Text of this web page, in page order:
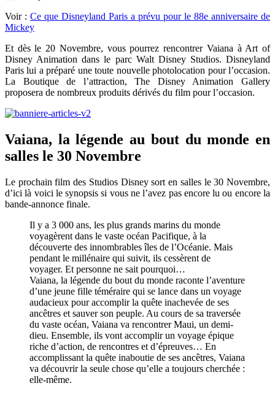
Voir : Ce que Disneyland Paris a prévu pour le 88e anniversaire de
Mickey
Et dès le 20 Novembre, vous pourrez rencontrer Vaiana à Art of
Disney Animation dans le parc Walt Disney Studios. Disneyland
Paris lui a préparé une toute nouvelle photolocation pour l’occasion.
La Boutique de l’attraction, The Disney Animation Gallery
proposera de nombreux produits dérivés du film pour l’occasion.
Vaiana, la légende au bout du monde en
salles le 30 Novembre
Le prochain film des Studios Disney sort en salles le 30 Novembre,
d’ici là voici le synopsis si vous ne l’avez pas encore lu ou encore la
bande-annonce finale.
Il y a 3 000 ans, les plus grands marins du monde
voyagèrent dans le vaste océan Pacifique, à la
découverte des innombrables îles de l’Océanie. Mais
pendant le millénaire qui suivit, ils cessèrent de
voyager. Et personne ne sait pourquoi…
Vaiana, la légende du bout du monde raconte l’aventure
d’une jeune fille téméraire qui se lance dans un voyage
audacieux pour accomplir la quête inachevée de ses
ancêtres et sauver son peuple. Au cours de sa traversée
du vaste océan, Vaiana va rencontrer Maui, un demi-
dieu. Ensemble, ils vont accomplir un voyage épique
riche d’action, de rencontres et d’épreuves… En
accomplissant la quête inaboutie de ses ancêtres, Vaiana
va découvrir la seule chose qu’elle a toujours cherchée :
elle-même.